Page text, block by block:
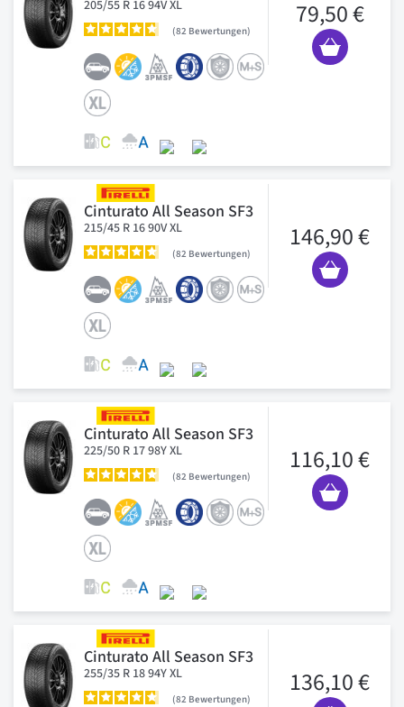
205/55 R 16 94V XL
82 Bewertungen
79,50 €
Cinturato All Season SF3
215/45 R 16 90V XL
82 Bewertungen
146,90 €
Cinturato All Season SF3
225/50 R 17 98Y XL
82 Bewertungen
116,10 €
Cinturato All Season SF3
255/35 R 18 94Y XL
82 Bewertungen
136,10 €